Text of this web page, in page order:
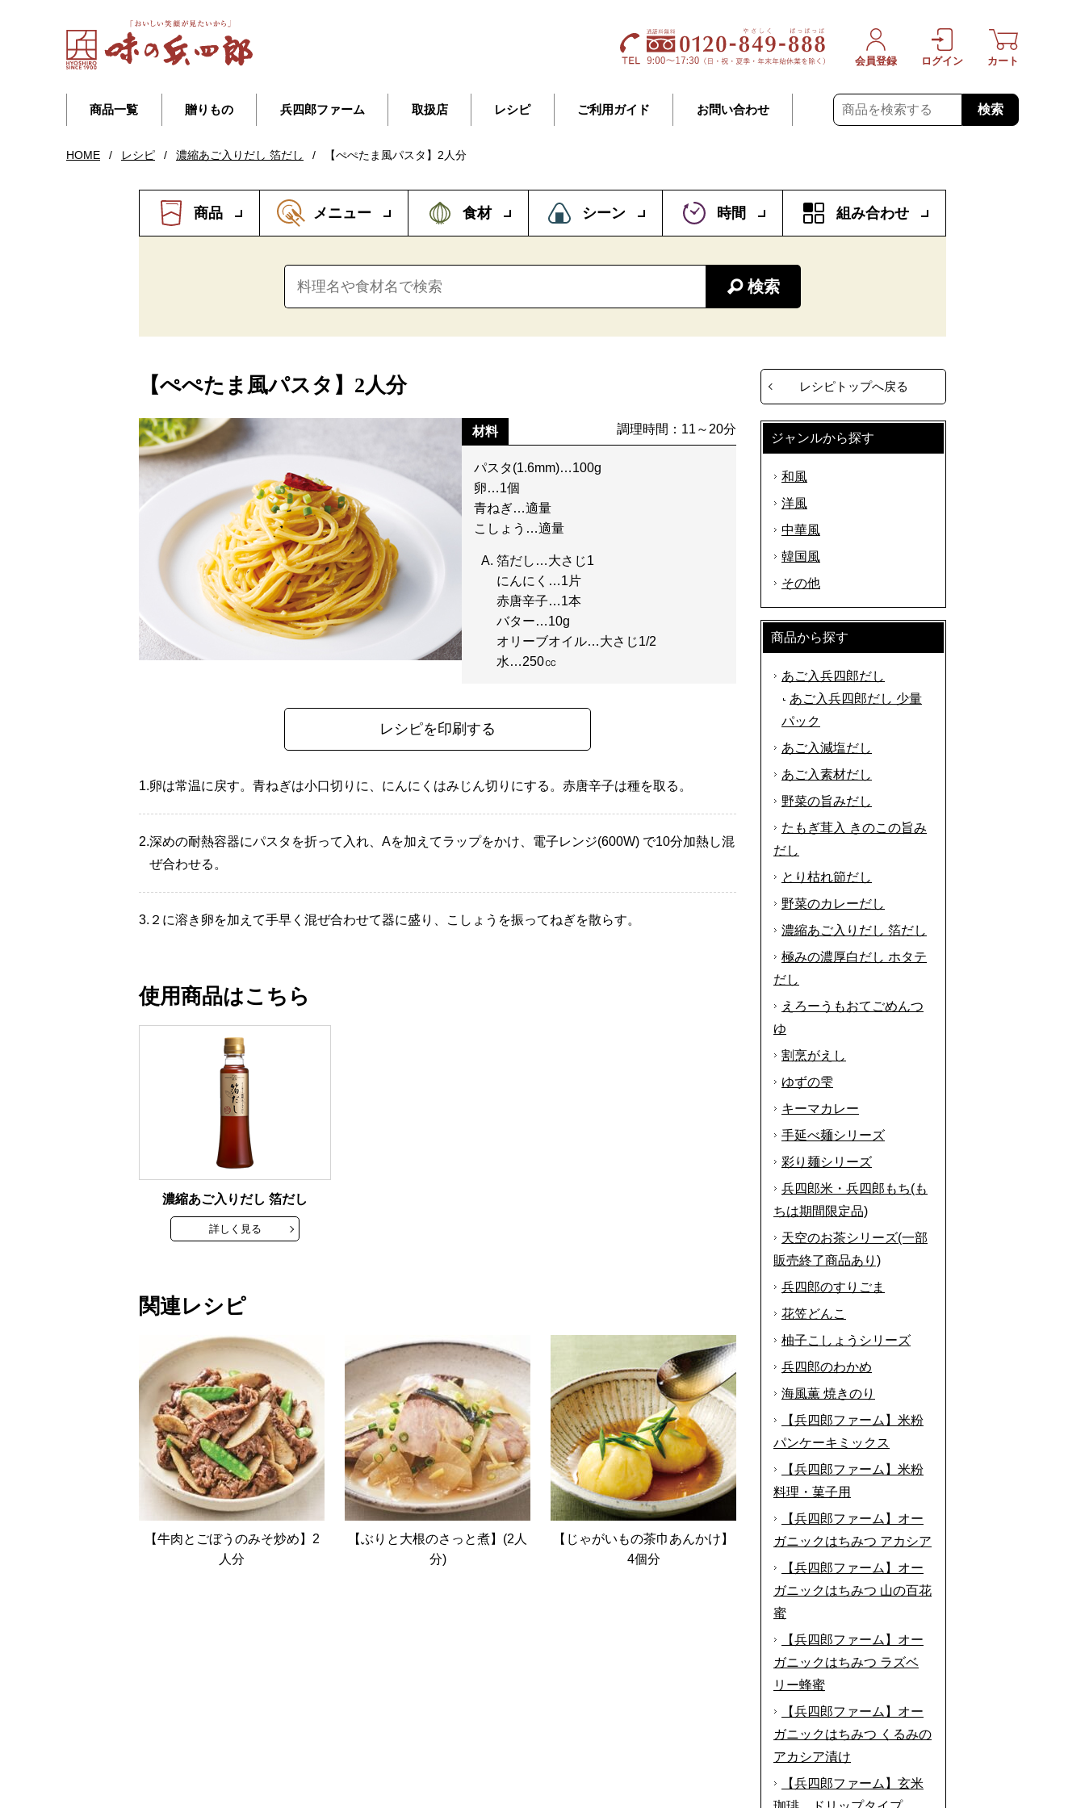
商品一覧 贈りもの 兵四郎ファーム 取扱店 レシピ ご利用ガイド お問い合わせ 検索
会員登録 ログイン カート
HOME / レシピ / 濃縮あご入りだし 箔だし / 【ぺぺたま風パスタ】2人分
商品 メニュー 食材 シーン 時間 組み合わせ
検索
【ぺぺたま風パスタ】2人分
材料 調理時間：11～20分
パスタ(1.6mm)…100g
卵…1個
青ねぎ…適量
こしょう…適量
箔だし…大さじ1
にんにく…1片
赤唐辛子…1本
バター…10g
オリーブオイル…大さじ1/2
水…250㏄
レシピを印刷する
1.卵は常温に戻す。青ねぎは小口切りに、にんにくはみじん切りにする。赤唐辛子は種を取る。
2.深めの耐熱容器にパスタを折って入れ、Aを加えてラップをかけ、電子レンジ(600W) で10分加熱し混
ぜ合わせる。
3. ２に溶き卵を加えて手早く混ぜ合わせて器に盛り、こしょうを振ってねぎを散らす。
使用商品はこちら
濃縮あご入りだし 箔だし
詳しく見る
関連レシピ
【牛肉とごぼうのみそ炒め】2
人分
【ぶりと大根のさっと煮】(2人
分)
【じゃがいもの茶巾あんかけ】
4個分
レシピトップへ戻る
ジャンルから探す
和風
洋風
中華風
韓国風
その他
商品から探す
あご入兵四郎だし
あご入兵四郎だし 少量
パック
あご入減塩だし
あご入素材だし
野菜の旨みだし
たもぎ茸入 きのこの旨み
だし
とり枯れ節だし
野菜のカレーだし
濃縮あご入りだし 箔だし
極みの濃厚白だし ホタテ
だし
えろーうもおてごめんつ
ゆ
割烹がえし
ゆずの雫
キーマカレー
手延べ麺シリーズ
彩り麺シリーズ
兵四郎米・兵四郎もち(も
ちは期間限定品)
天空のお茶シリーズ(一部
販売終了商品あり)
兵四郎のすりごま
花笠どんこ
柚子こしょうシリーズ
兵四郎のわかめ
海風薫 焼きのり
【兵四郎ファーム】米粉
パンケーキミックス
【兵四郎ファーム】米粉
料理・菓子用
【兵四郎ファーム】オー
ガニックはちみつ アカシア
【兵四郎ファーム】オー
ガニックはちみつ 山の百花
蜜
【兵四郎ファーム】オー
ガニックはちみつ ラズベ
リー蜂蜜
【兵四郎ファーム】オー
ガニックはちみつ くるみの
アカシア漬け
【兵四郎ファーム】玄米